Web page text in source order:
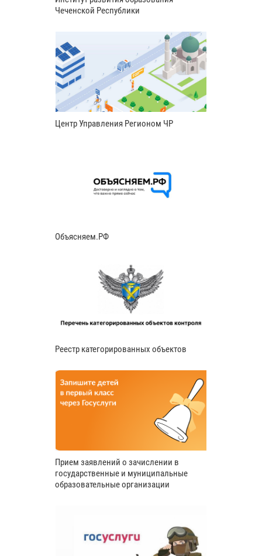
Чеченской Республики
Центр Управления Регионом ЧР
Объясняем.РФ
Реестр категорированных объектов
Прием заявлений о зачислении в
государственные и муниципальные
образовательные организации